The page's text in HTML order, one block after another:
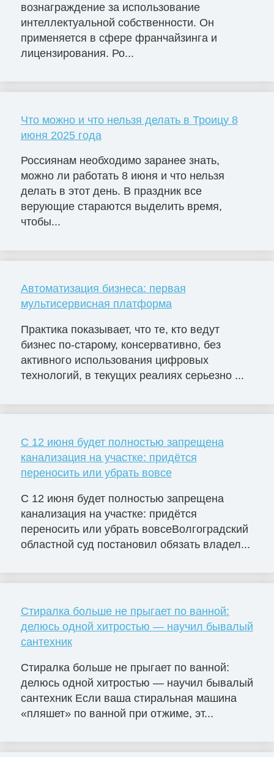
вознаграждение за использование
интеллектуальной собственности. Он
применяется в сфере франчайзинга и
лицензирования. Ро...
Что можно и что нельзя делать в Троицу 8
июня 2025 года
Россиянам необходимо заранее знать,
можно ли работать 8 июня и что нельзя
делать в этот день. В праздник все
верующие стараются выделить время,
чтобы...
Автоматизация бизнеса: первая
мультисервисная платформа
Практика показывает, что те, кто ведут
бизнес по-старому, консервативно, без
активного использования цифровых
технологий, в текущих реалиях серьезно ...
С 12 июня будет полностью запрещена
канализация на участке: придётся
переносить или убрать вовсе
С 12 июня будет полностью запрещена
канализация на участке: придётся
переносить или убрать вовсеВолгоградский
областной суд постановил обязать владел...
Стиралка больше не прыгает по ванной:
делюсь одной хитростью — научил бывалый
сантехник
Стиралка больше не прыгает по ванной:
делюсь одной хитростью — научил бывалый
сантехник Если ваша стиральная машина
«пляшет» по ванной при отжиме, эт...